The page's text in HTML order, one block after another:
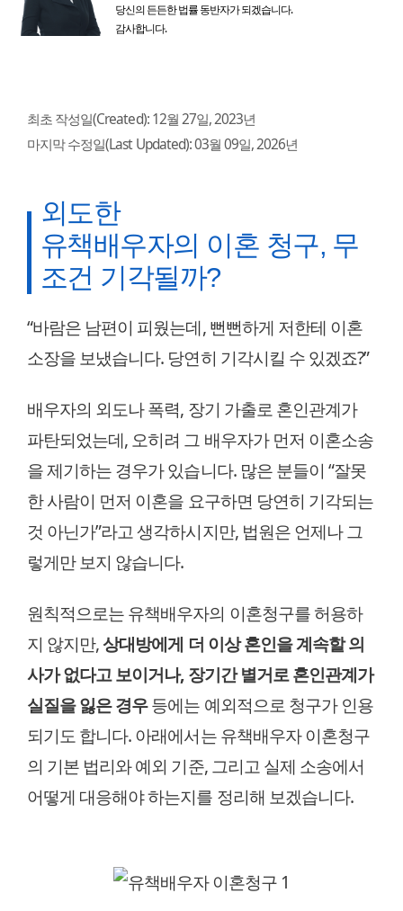
당신의 든든한 법률 동반자가 되겠습니다.
감사합니다.
최초 작성일(Created):12월 27일, 2023년
마지막 수정일(Last Updated):03월 09일, 2026년
외도한
유책배우자의 이혼 청구, 무
조건 기각될까?
“바람은 남편이 피웠는데, 뻔뻔하게 저한테 이혼
소장을 보냈습니다. 당연히 기각시킬 수 있겠죠?”
배우자의 외도나 폭력, 장기 가출로 혼인관계가
파탄되었는데, 오히려 그 배우자가 먼저 이혼소송
을 제기하는 경우가 있습니다. 많은 분들이 “잘못
한 사람이 먼저 이혼을 요구하면 당연히 기각되는
것 아닌가”라고 생각하시지만, 법원은 언제나 그
렇게만 보지 않습니다.
원칙적으로는 유책배우자의 이혼청구를 허용하
지 않지만,상대방에게 더 이상 혼인을 계속할 의
사가 없다고 보이거나, 장기간 별거로 혼인관계가
실질을 잃은 경우등에는 예외적으로 청구가 인용
되기도 합니다. 아래에서는 유책배우자 이혼청구
의 기본 법리와 예외 기준, 그리고 실제 소송에서
어떻게 대응해야 하는지를 정리해 보겠습니다.